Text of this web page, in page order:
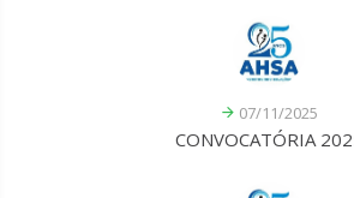
07/11/2025
CONVOCATÓRIA